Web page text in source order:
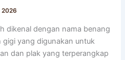
2026
dikenal dengan nama benang
gigi yang digunakan untuk
dan plak yang terperangkap